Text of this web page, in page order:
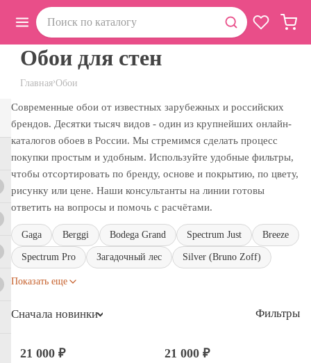
Главная›Обои
Обои для стен
Современные обои от известных зарубежных и российских
брендов. Десятки тысяч видов - один из крупнейших онлайн-
каталогов обоев в России. Мы стремимся сделать процесс
покупки простым и удобным. Используйте удобные фильтры,
чтобы отсортировать по бренду, основе и покрытию, по цвету,
рисунку или цене. Наши консультанты на линии готовы
ответить на вопросы и помочь с расчётами.
Gaga Berggi Bodega Grand Spectrum Just Breeze
Spectrum Pro Загадочный лес Silver (Bruno Zoff)
Показать еще
Сначала новинки Фильтры
21 000 ₽ 21 000 ₽